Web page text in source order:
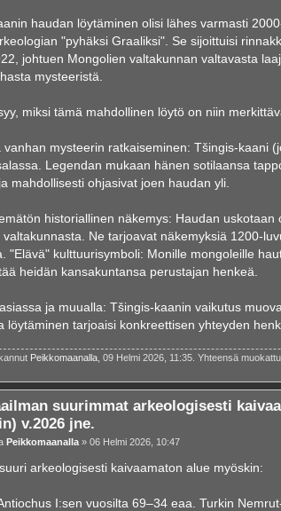
haudan löytäminen olisi lähes varmasti
"pyhäksi Graaliksi". Se sijoittuisi
johtuen Mongolien valtakunnan valtavasta
mysteeristä.
miksi tämä mahdollinen löytö on niin
vanhan mysteerin ratkaiseminen: Tšingis-kaani
Legendan mukaan hänen sotilaansa
mahdollisesti ohjasivat joen haudan yli.
historiallinen näkemys: Haudan
valtakunnasta. Ne tarjoavat näkemyksiä 1200-
"Elävä" kulttuurisymboli: Monille mongoleille
heidän kansakuntansa perustajan henkeä.
ja muualla: Tšingis-kaanin vaikutus
löytäminen tarjoaisi konkreettisen yhteyden
Peikkomaanalla, 09 Helmi 2026, 11:35. Yhteensä
suurimmat arkeologisesti
v.2026 jne.
Peikkomaanalla »06 Helmi 2026, 10:47
arkeologisesti kaivaamaton alue myöskin:
I:sen vuosilta 69–34 eaa. Turkin